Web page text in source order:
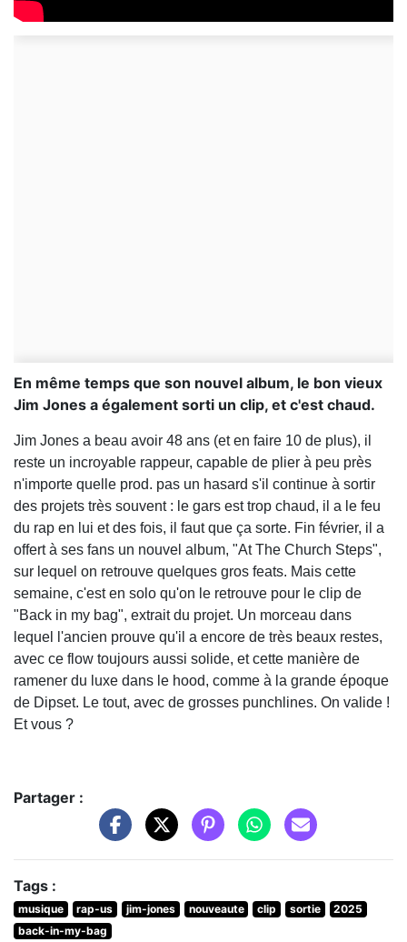
En même temps que son nouvel album, le bon vieux
Jim Jones a également sorti un clip, et c'est chaud.
Jim Jones a beau avoir 48 ans (et en faire 10 de plus), il
reste un incroyable rappeur, capable de plier à peu près
n'importe quelle prod. pas un hasard s'il continue à sortir
des projets très souvent : le gars est trop chaud, il a le feu
du rap en lui et des fois, il faut que ça sorte. Fin février, il a
offert à ses fans un nouvel album, "At The Church Steps",
sur lequel on retrouve quelques gros feats. Mais cette
semaine, c'est en solo qu'on le retrouve pour le clip de
"Back in my bag", extrait du projet. Un morceau dans
lequel l'ancien prouve qu'il a encore de très beaux restes,
avec ce flow toujours aussi solide, et cette manière de
ramener du luxe dans le hood, comme à la grande époque
de Dipset. Le tout, avec de grosses punchlines. On valide !
Et vous ?
Partager :
Tags :
musique rap-us jim-jones nouveaute clip sortie
2025
back-in-my-bag